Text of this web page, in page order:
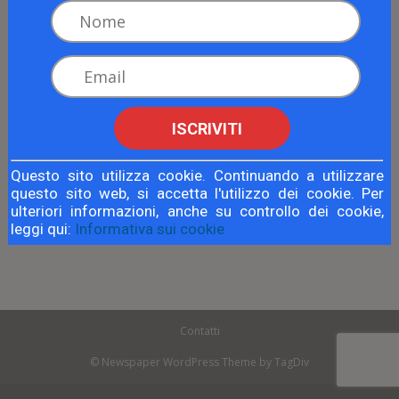
Articolo precedente
CFD, per di più deliziosi:
conosci il metodo che batte i
mercati
Articolo successivo
La rotazione settoriale:
l’indicatore che batte i mercati
Contatti
© Newspaper WordPress Theme by TagDiv
ISCRIVITI
Questo sito utilizza cookie. Continuando a utilizzare
questo sito web, si accetta l'utilizzo dei cookie. Per
ulteriori informazioni, anche su controllo dei cookie,
leggi qui: Informativa sui cookie